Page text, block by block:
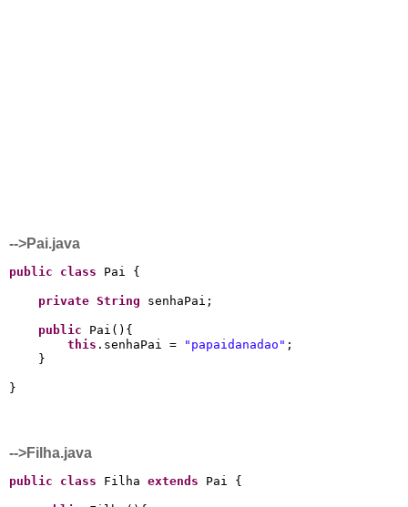
-->Pai.java
public class Pai {
private String senhaPai;
public Pai(){
this .senhaPai = "papaidanadao" ;
    }
-->Filha.java
public class Filha extends Pai {